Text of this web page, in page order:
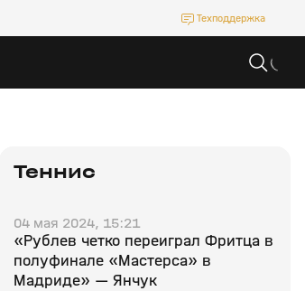
Техподдержка
Теннис
04 мая 2024, 15:21
«Рублев четко переиграл Фритца в
полуфинале «Мастерса» в
Мадриде» — Янчук